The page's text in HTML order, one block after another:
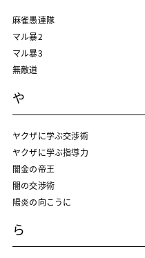
麻雀愚連隊
マル暴2
マル暴3
無敵道
や
ヤクザに学ぶ交渉術
ヤクザに学ぶ指導力
闇金の帝王
闇の交渉術
陽炎の向こうに
ら